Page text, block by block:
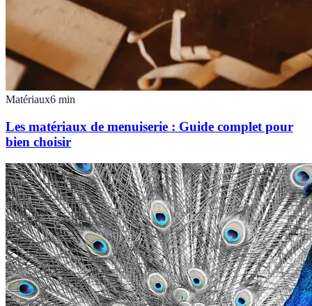
Matériaux6 min
Les matériaux de menuiserie : Guide complet pour
bien choisir